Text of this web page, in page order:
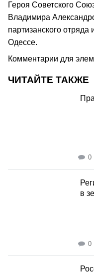
Героя Советского
Владимира
партизанского отряда
Одессе.
Комментарии для
ЧИТАЙТЕ ТАКЖЕ
0
в
0